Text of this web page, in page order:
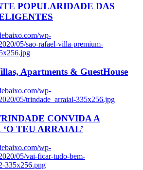
POPULARIDADE DAS
wp-
05/sao-rafael-villa-premium-
Apartments & GuestHouse
wp-
05/trindade_arraial-335x256.jpg
CONVIDA A
TEU ARRAIAL’
wp-
05/vai-ficar-tudo-bem-
335x256.png